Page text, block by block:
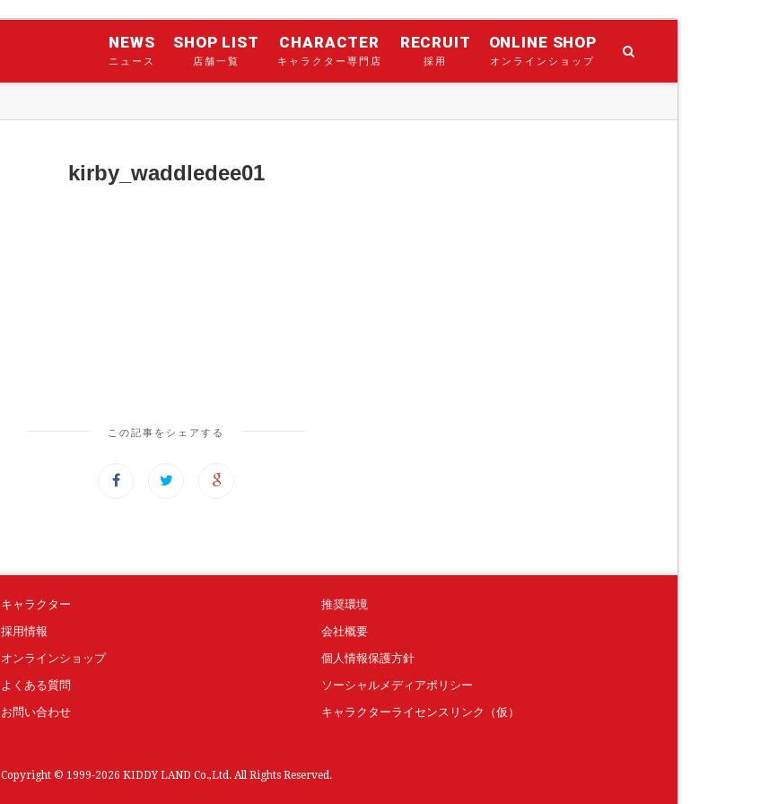
NEWS
ニュース
SHOP LIST
店舗一覧
CHARACTER
キャラクター専門店
RECRUIT
採用
ONLINE SHOP
オンラインショップ
kirby_waddledee01
この記事をシェアする
キャラクター
採用情報
オンラインショップ
よくある質問
お問い合わせ
推奨環境
会社概要
個人情報保護方針
ソーシャルメディアポリシー
キャラクターライセンスリンク（仮）
Copyright © 1999-2026 KIDDY LAND Co.,Ltd. All Rights Reserved.